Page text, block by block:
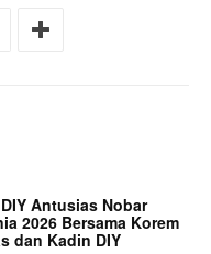
Antusias Nobar
2026 Bersama Korem
dan Kadin DIY